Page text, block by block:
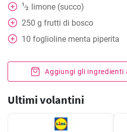
1⁄2
limone (succo)
250 g frutti di bosco
10 foglioline menta piperita
Aggiungi gli ingredienti
Ultimi volantini